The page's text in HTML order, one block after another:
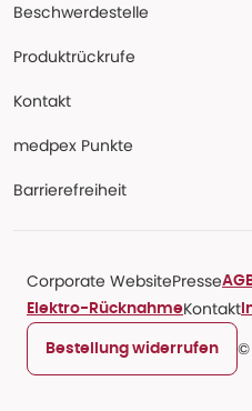
Beschwerdestelle
Produktrückrufe
Kontakt
medpex Punkte
Barrierefreiheit
Corporate WebsitePresse
Elektro-RücknahmeKontakt
Bestellung widerrufen ©